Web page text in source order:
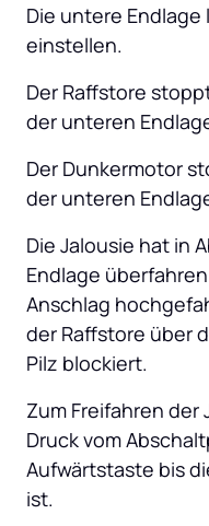
Die untere
einstellen.
Der Raffstore
der unteren
Der Dunkermotor
der unteren
Die Jalousie hat in
Endlage
Anschlag
der Raffstore über
Pilz blockiert.
Zum Freifahren der
Druck vom
Aufwärtstaste bis
ist.